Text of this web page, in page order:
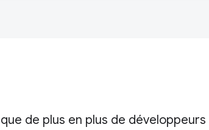
de plus en plus de développeurs